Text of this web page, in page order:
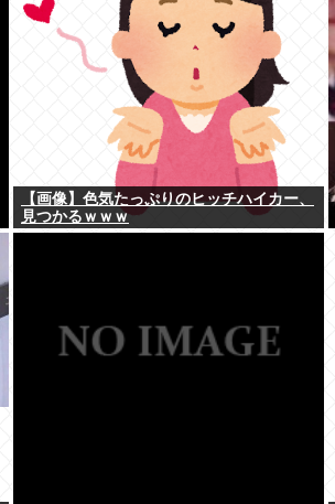
【画像】色気たっぷりのヒッチハイカー、
見つかるｗｗｗ